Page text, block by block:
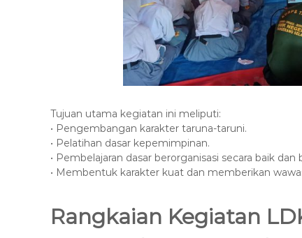
Tujuan utama kegiatan ini meliputi:
• Pengembangan karakter taruna-taruni.
• Pelatihan dasar kepemimpinan.
• Pembelajaran dasar berorganisasi secara baik dan
• Membentuk karakter kuat dan memberikan
Rangkaian Kegiatan